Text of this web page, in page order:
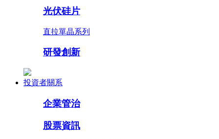
光伏硅片
直拉單晶系列
研發創新
投資者關系
企業管治
股票資訊